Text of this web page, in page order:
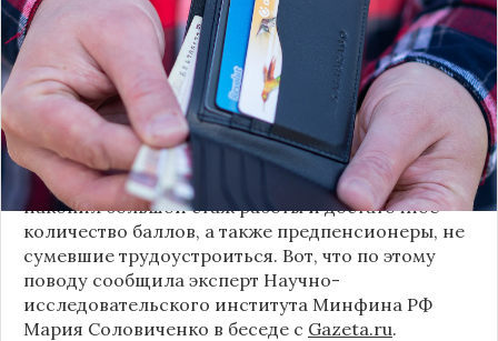
В 2024 году выйти на пенсию смогут женщины
при достижении 60 лет, а мужчины - 65. Также у
некоторых пожилых граждан появиться
возможность оформить выплаты досрочно - на
два года раньше. Однако для этого нужно будет
соблюсти ряд условий.
Уже известно, что такое право получат те, кто
накопил большой стаж работы и достаточное
количество баллов, а также предпенсионеры, не
сумевшие трудоустроиться. Вот, что по этому
поводу сообщила эксперт Научно-
исследовательского института Минфина РФ
Мария Соловиченко в беседе с Gazeta.ru.